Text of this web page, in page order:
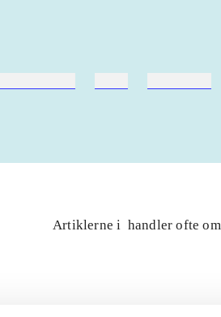
Artiklerne i handler ofte om